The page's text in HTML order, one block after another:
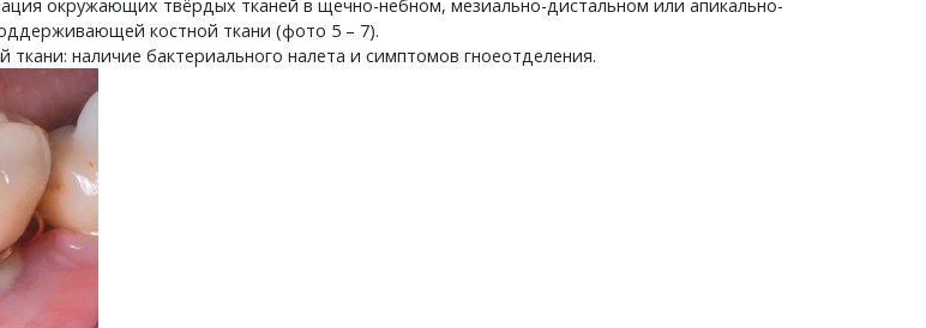
окружающих твёрдых тканей в щечно-небном, мезиально-дистальном или апикально-
костной ткани (фото 5 – 7).
наличие бактериального налета и симптомов гноеотделения.